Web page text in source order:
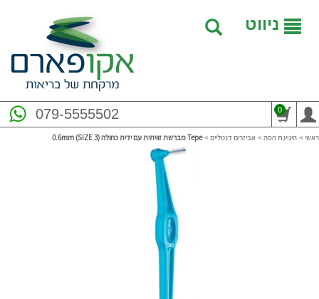
ניווט
079-5555502 0
ראשי > היגיינת הפה > אביזרים דנטליים > ‎Tepe מברשת זוויתית עם ידית כחולה 0.6mm (SIZE 3)